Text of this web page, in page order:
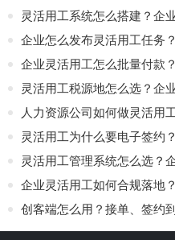
灵活用工系统怎么搭建？企
企业怎么发布灵活用工任务
企业灵活用工怎么批量付款
灵活用工税源地怎么选？企
人力资源公司如何做灵活用
灵活用工为什么要电子签约
灵活用工管理系统怎么选？
企业灵活用工如何合规落地
创客端怎么用？接单、签约